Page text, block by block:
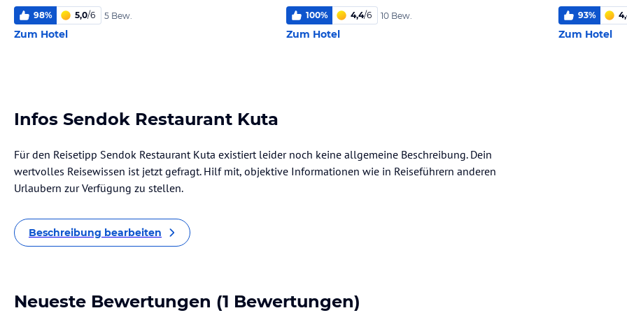
98% 5,0/6 5 Bew.
Zum Hotel
100% 4,4/6 10 Bew.
Zum Hotel
93%
Zum Hotel
Infos Sendok Restaurant Kuta
Für den Reisetipp Sendok Restaurant Kuta existiert leider noch keine allgemeine Beschreibung. Dein
wertvolles Reisewissen ist jetzt gefragt. Hilf mit, objektive Informationen wie in Reiseführern anderen
Urlaubern zur Verfügung zu stellen.
Beschreibung bearbeiten
Neueste Bewertungen (1 Bewertungen)